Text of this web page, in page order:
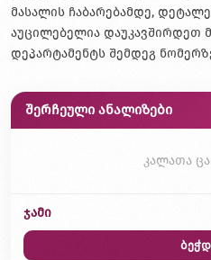
მასალის ჩაბარებამდე,
აუცილებელია
დეპარტამენტს შემდეგ
შერჩეული ანალიზები
კალათა
ჯამი